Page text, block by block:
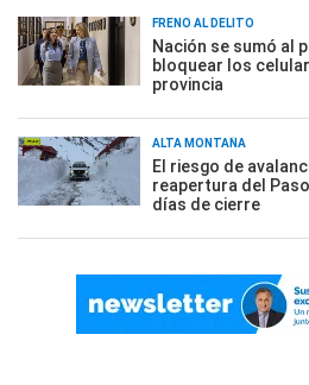
FRENO AL DELITO
Nación se sumó al
bloquear los
provincia
ALTA MONTAÑA
El riesgo de
reapertura del
días de cierre